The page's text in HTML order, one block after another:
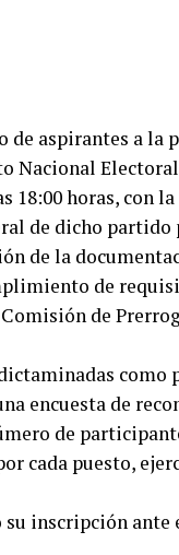
de aspirantes a la
18:00 horas, con
de dicho
de la
de
de
como
encuesta de
de
cada puesto,
inscripción ante